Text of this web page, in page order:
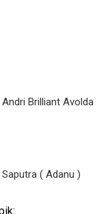
Brilliant Avolda
( Adanu )